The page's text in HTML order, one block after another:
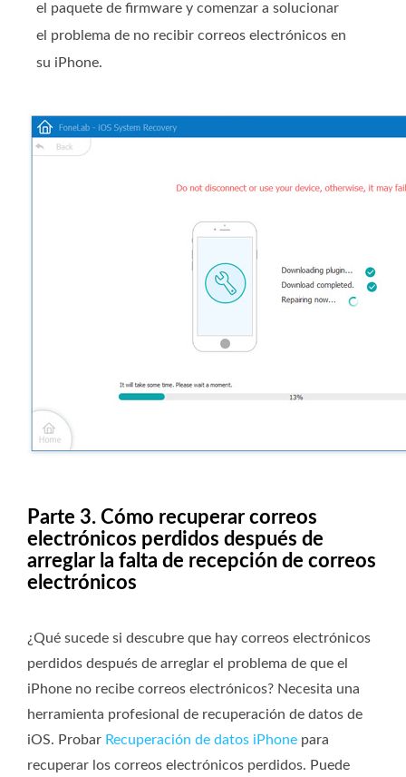
el paquete de firmware y comenzar a solucionar
el problema de no recibir correos electrónicos en
su iPhone.
Parte 3. Cómo recuperar correos
electrónicos perdidos después de
arreglar la falta de recepción de correos
electrónicos
¿Qué sucede si descubre que hay correos electrónicos
perdidos después de arreglar el problema de que el
iPhone no recibe correos electrónicos? Necesita una
herramienta profesional de recuperación de datos de
iOS. Probar Recuperación de datos iPhone para
recuperar los correos electrónicos perdidos. Puede